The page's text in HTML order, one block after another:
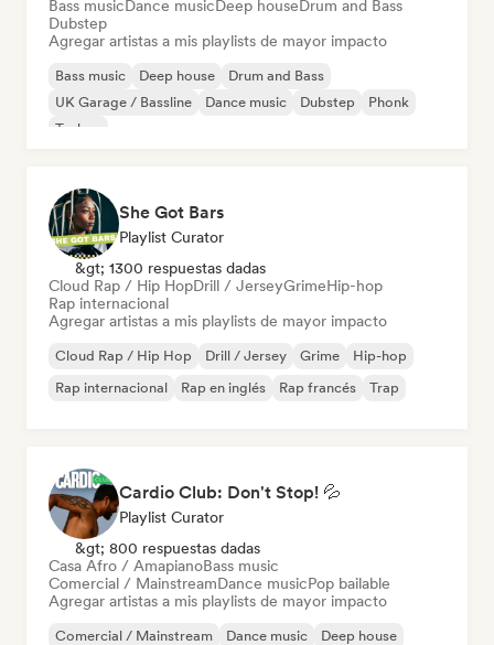
Bass musicDance musicDeep houseDrum and Bass
Dubstep
Agregar artistas a mis playlists de mayor impacto
Bass music Deep house
Drum and Bass
UK Garage / Bassline
Dance music Dubstep
Phonk
Techno
She Got Bars
Playlist Curator
&gt; 1300 respuestas dadas
Cloud Rap / Hip HopDrill / JerseyGrimeHip-hop
Rap internacional
Agregar artistas a mis playlists de mayor impacto
Cloud Rap / Hip Hop Drill / Jersey Grime
Hip-hop
Rap internacional
Rap en inglés Rap francés Trap
Cardio Club: Don't Stop! 💦
Playlist Curator
&gt; 800 respuestas dadas
Casa Afro / AmapianoBass music
Comercial / MainstreamDance musicPop bailable
Agregar artistas a mis playlists de mayor impacto
Comercial / Mainstream Dance music
Deep house